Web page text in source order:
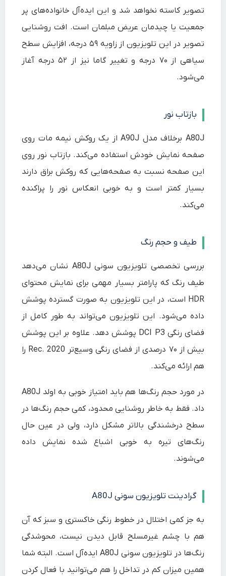
تصویر کاسته نخواهد شد و این ایده‌آل خانواده‌های پر
جمعیت یا چیدمان عریض مبلمان است. افت روشنایی
تصویر در این تلویزیون از زاویه ۵۹ درجه، افزایش سطح
سیاهی از ۷۰ درجه و تغییر گاما نیز از ۵۲ درجه آغاز
می‌شود.
بازتاب نور
A80J برخلاف مدل A90J از یک روکش نیمه مات روی
صفحه نمایش خودش استفاده می‌کند. بازتاب نور روی
این صفحه نسبت به صفحه‌هایی که روکش براق دارند
بسیار کمتر است و به خوبی انعکاس نور را پراکنده
می‌کند.
طیف و حجم رنگ
بررسی تخصصی تلویزیون سونی A80J نشان می‌دهد
طیف رنگ که پارامتر بسیار مهمی برای نمایش محتوای
HDR است، در این تلویزیون به صورت گسترده پوشش
داده می‌شود. این تلویزیون می‌تواند به طور کامل از
فضای رنگی DCI P3 پوشش دهد. علاوه بر این پوشش
بیش از ۷۰ درصدی از فضای رنگی وسیع‌تر Rec. 2020 را
هم ارائه می‌کند.
در مورد حجم رنگ‌ها هم باید امتیاز خوبی به اولد A80J
داد. فقط به خاطر روشنایی محدود، کمی حجم رنگ‌ها در
سطح درخشندگی بالاتر مشکل دارد، ولی در عین حال
رنگ‌های تیره به خوبی اشباع شده نمایش داده
می‌شوند.
گرادینت تلویزیون سونی A80J
به جز کمی اختلال در خطوط رنگی خاکستری و سبز که آن
هم با چشم غیرمسلح قابل دیدن نیست، محوشدگی
رنگ‌ها در تلویزیون سونی A80J ایده‌آل است. البته شما
همین میزان کم در تداخل را هم می‌توانید با فعال کردن